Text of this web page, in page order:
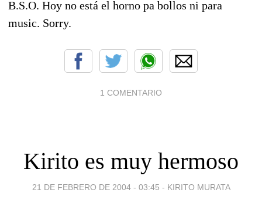
B.S.O. Hoy no está el horno pa bollos ni para
music. Sorry.
1 COMENTARIO
Kirito es muy hermoso
21 DE FEBRERO DE 2004 - 03:45 - KIRITO MURATA